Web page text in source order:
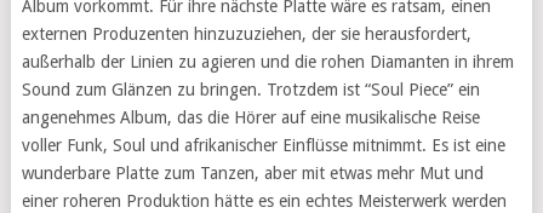
Album vorkommt. Für ihre nächste Platte wäre es ratsam, einen
externen Produzenten hinzuzuziehen, der sie herausfordert,
außerhalb der Linien zu agieren und die rohen Diamanten in ihrem
Sound zum Glänzen zu bringen. Trotzdem ist “Soul Piece” ein
angenehmes Album, das die Hörer auf eine musikalische Reise
voller Funk, Soul und afrikanischer Einflüsse mitnimmt. Es ist eine
wunderbare Platte zum Tanzen, aber mit etwas mehr Mut und
einer roheren Produktion hätte es ein echtes Meisterwerk werden